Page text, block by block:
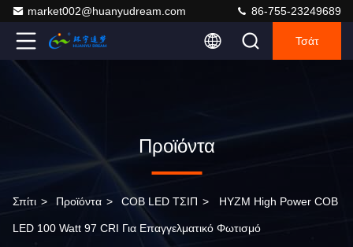
market002@huanyudream.com 86-755-23249689
Τσάτ
Προϊόντα
Σπίτι > Προϊόντα > COB LED ΤΣΙΠ > HYZM High Power COB
LED 100 Watt 97 CRI Για Επαγγελματικό Φωτισμό